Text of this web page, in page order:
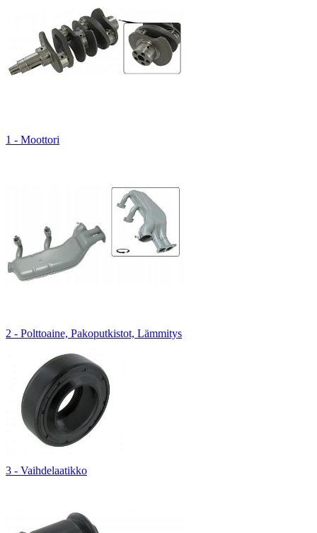
1 - Moottori
2 - Polttoaine, Pakoputkistot, Lämmitys
3 - Vaihdelaatikko